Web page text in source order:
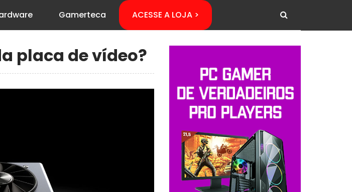
Gamerteca ACESSE A LOJA >
placa de vídeo?